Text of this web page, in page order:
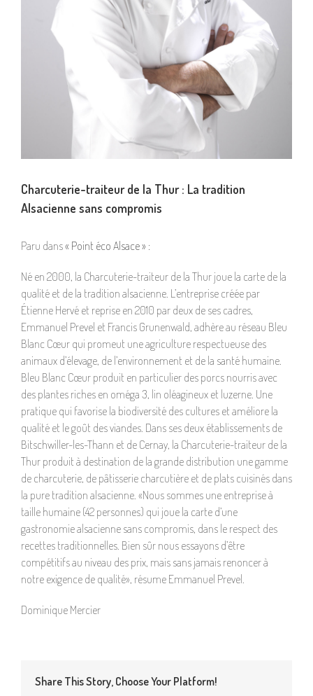
Charcuterie-traiteur de la Thur : La tradition
Alsacienne sans compromis
Paru dans« Point éco Alsace » :
Né en 2000, la Charcuterie-traiteur de la Thur joue la carte de la
qualité et de la tradition alsacienne. L’entreprise créée par
Étienne Hervé et reprise en 2010 par deux de ses cadres,
Emmanuel Prevel et Francis Grunenwald, adhère au réseau Bleu
Blanc Cœur qui promeut une agriculture respectueuse des
animaux d’élevage, de l’environnement et de la santé humaine.
Bleu Blanc Cœur produit en particulier des porcs nourris avec
des plantes riches en oméga 3, lin oléagineux et luzerne. Une
pratique qui favorise la biodiversité des cultures et améliore la
qualité et le goût des viandes. Dans ses deux établissements de
Bitschwiller-les-Thann et de Cernay, la Charcuterie-traiteur de la
Thur produit à destination de la grande distribution une gamme
de charcuterie, de pâtisserie charcutière et de plats cuisinés dans
la pure tradition alsacienne. «Nous sommes une entreprise à
taille humaine (42 personnes) qui joue la carte d’une
gastronomie alsacienne sans compromis, dans le respect des
recettes traditionnelles. Bien sûr nous essayons d’être
compétitifs au niveau des prix, mais sans jamais renoncer à
notre exigence de qualité», résume Emmanuel Prevel.
Dominique Mercier
Share This Story, Choose Your Platform!